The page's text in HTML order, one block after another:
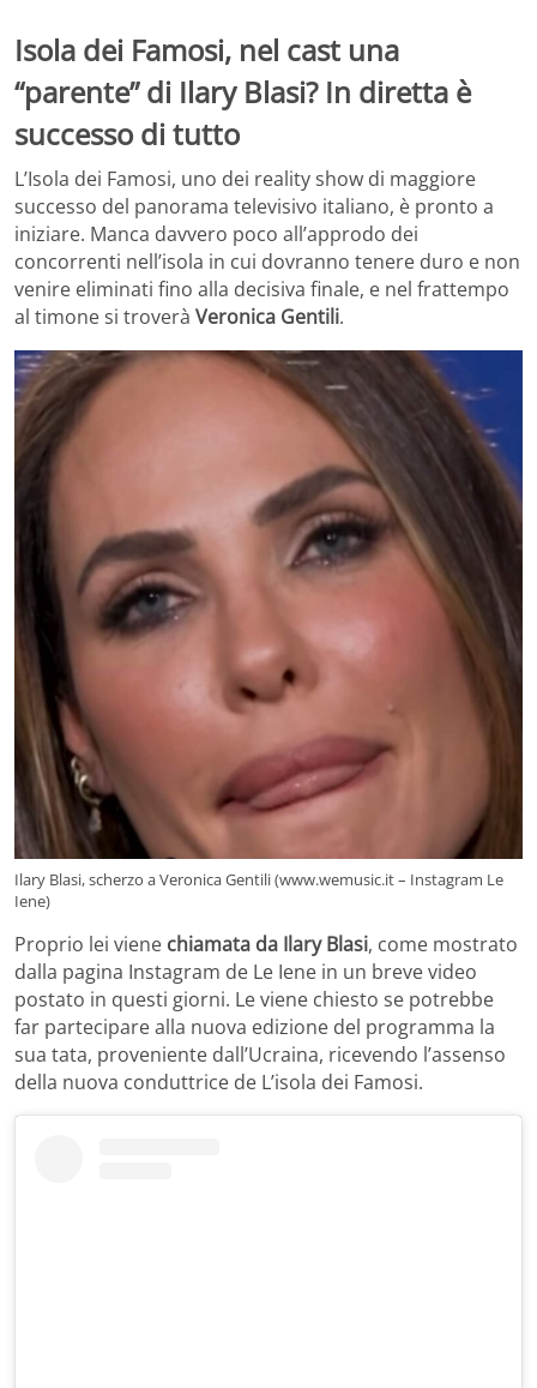
Isola dei Famosi, nel cast una
“parente” di Ilary Blasi? In diretta è
successo di tutto
L’Isola dei Famosi, uno dei reality show di maggiore
successo del panorama televisivo italiano, è pronto a
iniziare. Manca davvero poco all’approdo dei
concorrenti nell’isola in cui dovranno tenere duro e non
venire eliminati fino alla decisiva finale, e nel frattempo
al timone si troverà Veronica Gentili.
Ilary Blasi, scherzo a Veronica Gentili (www.wemusic.it – Instagram Le
Iene)
Proprio lei viene chiamata da Ilary Blasi, come mostrato
dalla pagina Instagram de Le Iene in un breve video
postato in questi giorni. Le viene chiesto se potrebbe
far partecipare alla nuova edizione del programma la
sua tata, proveniente dall’Ucraina, ricevendo l’assenso
della nuova conduttrice de L’isola dei Famosi.